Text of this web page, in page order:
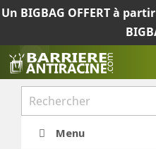
Un BIGBAG OFFERT à
Menu